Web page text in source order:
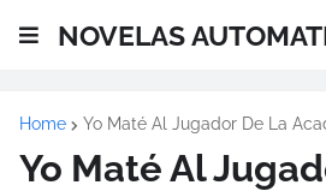
NOVELAS
Home Yo Maté Al Jugador De La
Yo Maté Al